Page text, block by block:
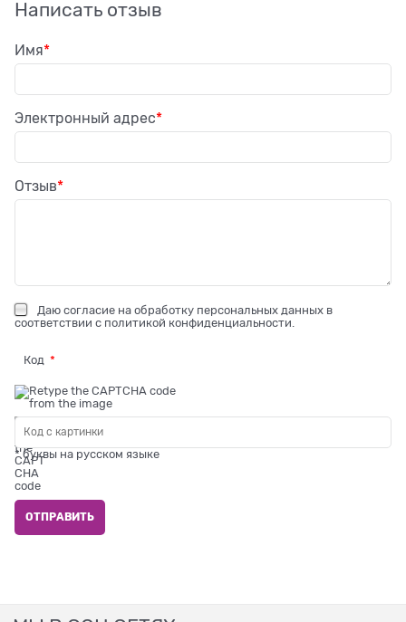
Написать отзыв
Имя
Электронный адрес
Отзыв
Даю согласие на обработку персональных данных в
соответствии с политикой конфиденциальности
Код
* буквы на русском языке